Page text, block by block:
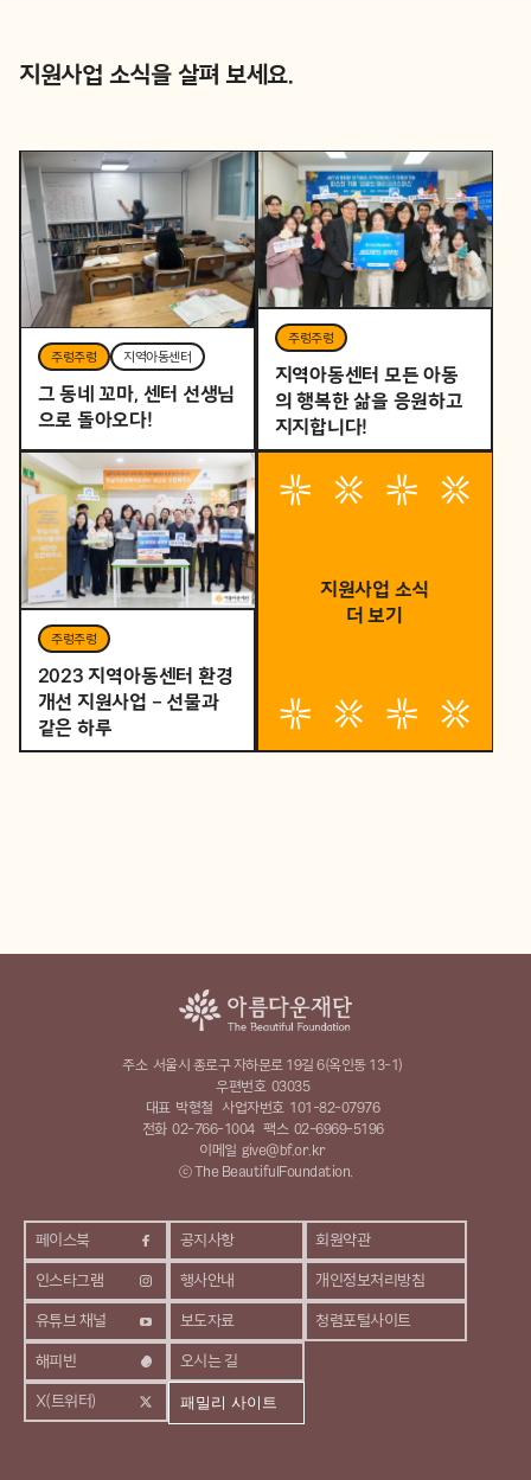
지원사업 소식을 살펴 보세요.
주렁주렁 지역아동센터
그 동네 꼬마, 센터 선생님
으로 돌아오다!
주렁주렁
지역아동센터 모든 아동
의 행복한 삶을 응원하고
지지합니다!
주렁주렁
2023 지역아동센터 환경
개선 지원사업 – 선물과
같은 하루
지원사업 소식
더 보기
페이스북
인스타그램
유튜브 채널
해피빈
X(트위터)
공지사항
행사안내
보도자료
오시는 길
회원약관
개인정보처리방침
청렴포털사이트
주소 서울시 종로구 자하문로 19길 6(옥인동 13-1)
우편번호 03035
대표 박형철 사업자번호 101-82-07976
전화 02-766-1004 팩스 02-6969-5196
이메일 give@bf.or.kr
ⓒ The BeautifulFoundation.